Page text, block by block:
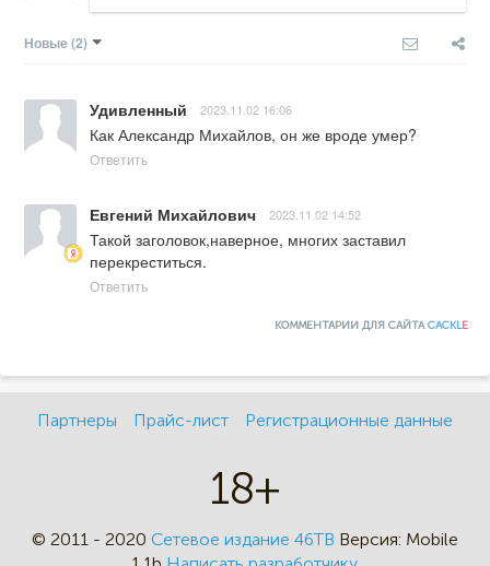
Новые (2)
Удивленный 2023.11.02 16:06
Как Александр Михайлов, он же вроде умер?
Ответить
Евгений Михайлович 2023.11.02 14:52
Такой заголовок,наверное, многих заставил
перекреститься.
Ответить
КОММЕНТАРИИ ДЛЯ САЙТАCACKLE
Партнеры Прайс-лист Регистрационные данные
18+
© 2011 - 2020 Сетевое издание 46ТВ Версия: Mobile